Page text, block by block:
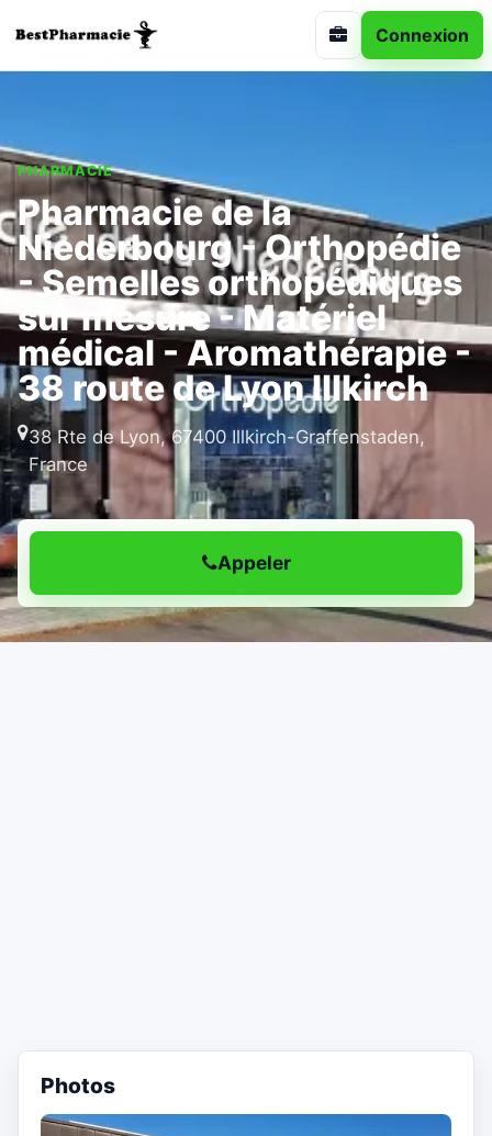
Connexion
PHARMACIE
Pharmacie de la
Niederbourg - Orthopédie
- Semelles orthopédiques
sur mesure - Matériel
médical - Aromathérapie -
38 route de Lyon Illkirch
38 Rte de Lyon, 67400 Illkirch-Graffenstaden,
France
Appeler
Photos